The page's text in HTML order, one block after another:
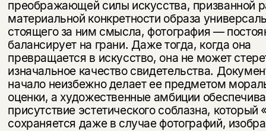
преображающей силы искусства, призванной
материальной конкретности образа
стоящего за ним смысла, фотогра­фия —
балансирует на грани. Даже тогда, когда она
превращается в искусство, она не может
изначальное качество свидетельства.
начало неизбежно делает ее предметом
оценки, а художественные амбиции
присутствие эстетического соблаз­на, который
сохраняется даже в случае фотографий,